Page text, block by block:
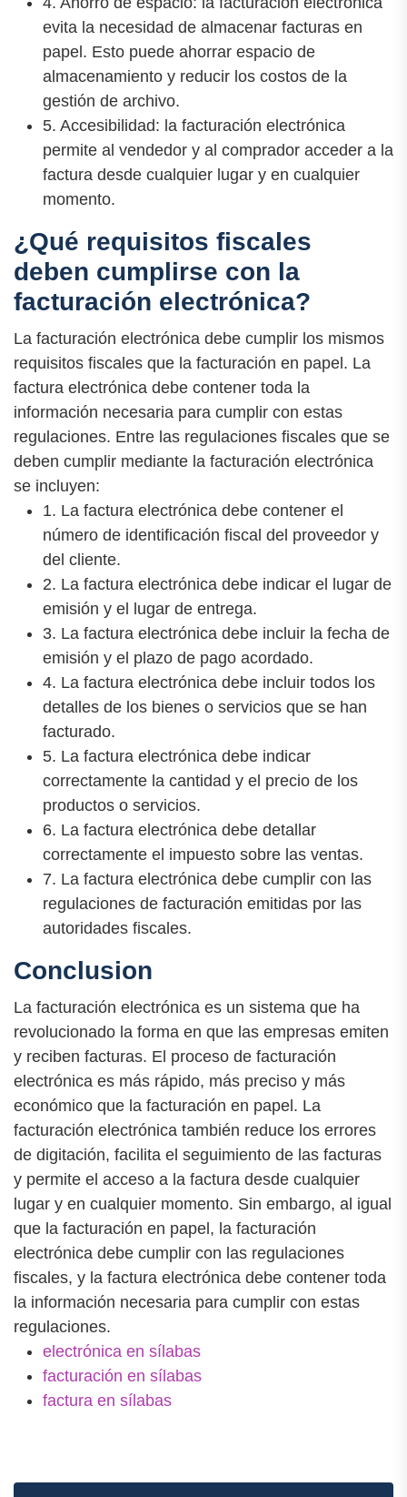
evita la necesidad de almacenar facturas en
papel. Esto puede ahorrar espacio de
almacenamiento y reducir los costos de la
gestión de archivo.
5. Accesibilidad: la facturación electrónica
permite al vendedor y al comprador acceder a la
factura desde cualquier lugar y en cualquier
momento.
¿Qué requisitos fiscales
deben cumplirse con la
facturación electrónica?
La facturación electrónica debe cumplir los mismos
requisitos fiscales que la facturación en papel. La
factura electrónica debe contener toda la
información necesaria para cumplir con estas
regulaciones. Entre las regulaciones fiscales que se
deben cumplir mediante la facturación electrónica
se incluyen:
1. La factura electrónica debe contener el
número de identificación fiscal del proveedor y
del cliente.
2. La factura electrónica debe indicar el lugar de
emisión y el lugar de entrega.
3. La factura electrónica debe incluir la fecha de
emisión y el plazo de pago acordado.
4. La factura electrónica debe incluir todos los
detalles de los bienes o servicios que se han
facturado.
5. La factura electrónica debe indicar
correctamente la cantidad y el precio de los
productos o servicios.
6. La factura electrónica debe detallar
correctamente el impuesto sobre las ventas.
7. La factura electrónica debe cumplir con las
regulaciones de facturación emitidas por las
autoridades fiscales.
Conclusion
La facturación electrónica es un sistema que ha
revolucionado la forma en que las empresas emiten
y reciben facturas. El proceso de facturación
electrónica es más rápido, más preciso y más
económico que la facturación en papel. La
facturación electrónica también reduce los errores
de digitación, facilita el seguimiento de las facturas
y permite el acceso a la factura desde cualquier
lugar y en cualquier momento. Sin embargo, al igual
que la facturación en papel, la facturación
electrónica debe cumplir con las regulaciones
fiscales, y la factura electrónica debe contener toda
la información necesaria para cumplir con estas
regulaciones.
electrónica en sílabas
facturación en sílabas
factura en sílabas